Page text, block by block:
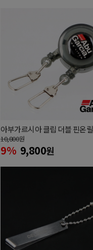
아부가르시아 클립 더블 핀온릴
10,800원
9% 9,800원